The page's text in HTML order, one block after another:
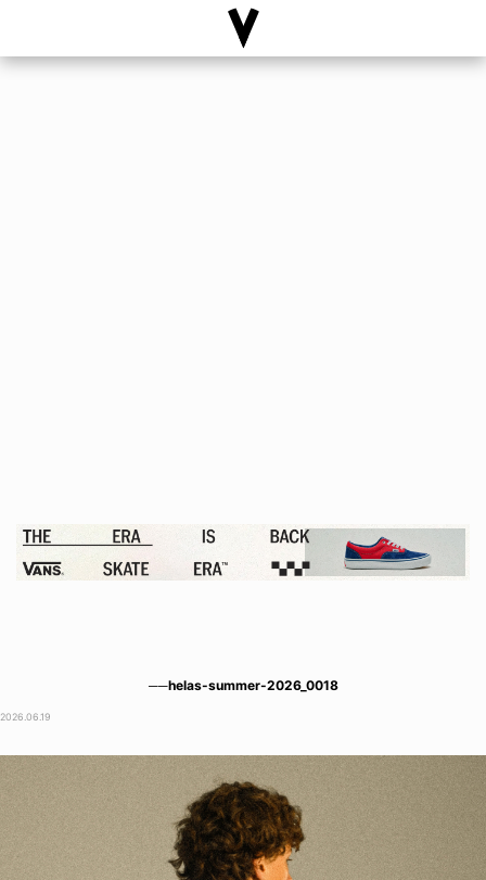
──helas-summer-2026_0018
2026.06.19